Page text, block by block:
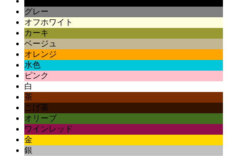
グレー
オフホワイト
カーキ
ベージュ
オレンジ
水色
ピンク
白
茶
こげ茶
オリーブ
ワインレッド
金
銀